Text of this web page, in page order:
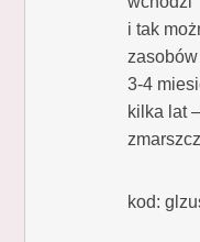
i tak
3-4
kilka lat
kod: